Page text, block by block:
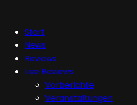
Start
News
Reviews
Live Reviews
Vorberichte
Veranstaltungen